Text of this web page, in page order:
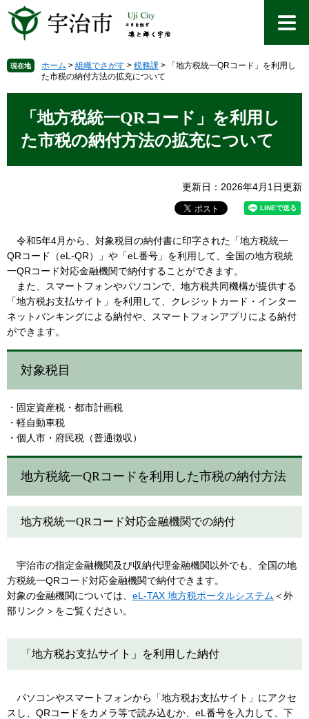
先
で
を
ば
へ
現在地 ホーム > 組織でさがす > 税務課 >
「地方税統一QRコード」を利用し
た市税の納付方法の拡充について
「地方税統一QRコード」を利用し
た市税の納付方法の拡充について
更新日：2026年4月1日更新
令和5年4月から、対象税目の納付書に印字された「地方税統一
QRコード（eL-QR）」や「eL番号」を利用して、全国の地方税統
一QRコード対応金融機関で納付することができます。
また、スマートフォンやパソコンで、地方税共同機構が提供する
「地方税お支払サイト」を利用して、クレジットカード・インター
ネットバンキングによる納付や、スマートフォンアプリによる納付
ができます。
対象税目
・固定資産税・都市計画税
・軽自動車税
・個人市・府民税（普通徴収）
地方税統一QRコードを利用した市税の納付方法
地方税統一QRコード対応金融機関での納付
宇治市の指定金融機関及び収納代理金融機関以外でも、全国の地
方税統一QRコード対応金融機関で納付できます。
対象の金融機関については、 eL-TAX 地方税ポータルシステム ＜外
部リンク＞ をご覧ください。
「地方税お支払サイト」を利用した納付
パソコンやスマートフォンから「地方税お支払サイト」にアクセ
スし、QRコードをカメラ等で読み込むか、eL番号を入力して、下